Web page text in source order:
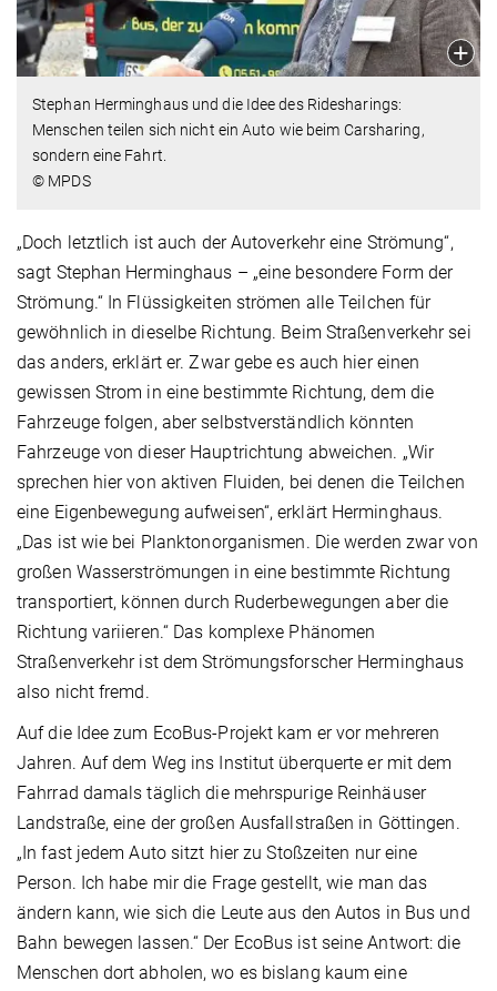
Stephan Herminghaus und die Idee des Ridesharings:
Menschen teilen sich nicht ein Auto wie beim Carsharing,
sondern eine Fahrt.
© MPDS
„Doch letztlich ist auch der Autoverkehr eine Strömung“,
sagt Stephan Herminghaus – „eine besondere Form der
Strömung.“ In Flüssigkeiten strömen alle Teilchen für
gewöhnlich in dieselbe Richtung. Beim Straßenverkehr sei
das anders, erklärt er. Zwar gebe es auch hier einen
gewissen Strom in eine bestimmte Richtung, dem die
Fahrzeuge folgen, aber selbstverständlich könnten
Fahrzeuge von dieser Hauptrichtung abweichen. „Wir
sprechen hier von aktiven Fluiden, bei denen die Teilchen
eine Eigenbewegung aufweisen“, erklärt Herminghaus.
„Das ist wie bei Planktonorganismen. Die werden zwar von
großen Wasserströmungen in eine bestimmte Richtung
transportiert, können durch Ruderbewegungen aber die
Richtung variieren.“ Das komplexe Phänomen
Straßenverkehr ist dem Strömungsforscher Herminghaus
also nicht fremd.
Auf die Idee zum EcoBus-Projekt kam er vor mehreren
Jahren. Auf dem Weg ins Institut überquerte er mit dem
Fahrrad damals täglich die mehrspurige Reinhäuser
Landstraße, eine der großen Ausfallstraßen in Göttingen.
„In fast jedem Auto sitzt hier zu Stoßzeiten nur eine
Person. Ich habe mir die Frage gestellt, wie man das
ändern kann, wie sich die Leute aus den Autos in Bus und
Bahn bewegen lassen.“ Der EcoBus ist seine Antwort: die
Menschen dort abholen, wo es bislang kaum eine